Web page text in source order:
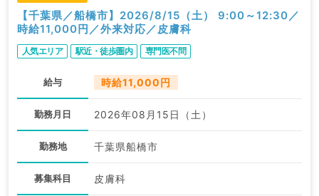
【千葉県／船橋市】2026/8/15（土） 9:00～12:30／
時給11,000円／外来対応／皮膚科
人気エリア 駅近・徒歩圏内 専門医不問
給与 時給11,000円
勤務月日 2026年08月15日（土）
勤務地 千葉県船橋市
募集科目 皮膚科